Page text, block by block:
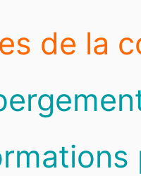
de la